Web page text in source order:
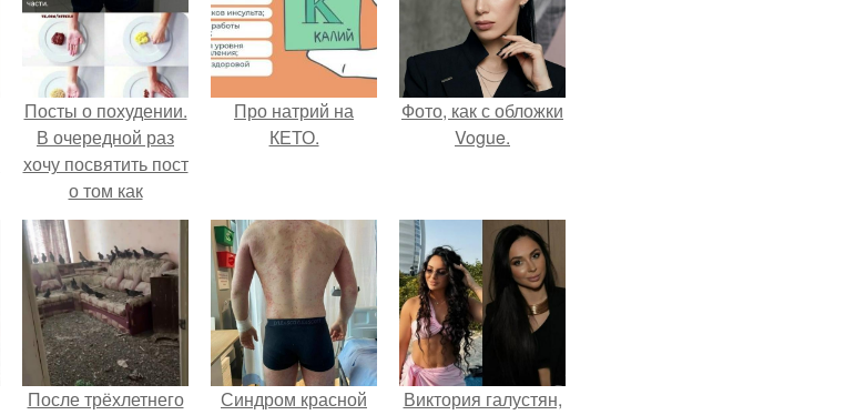
Посты о похудении.
В очередной раз
хочу посвятить пост
о том как
правильно худеть.
Про натрий на
КЕТО.
Фото, как с обложки
Vogue.
После трёхлетнего
Синдром красной
Виктория галустян,